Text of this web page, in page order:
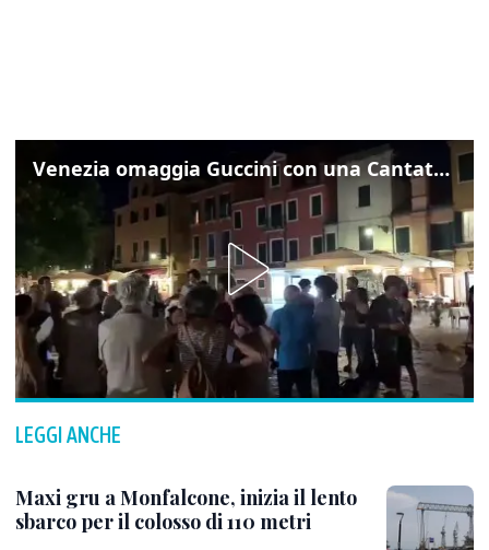
Venezia omaggia Guccini con una Cantata Anarchica in campo Santa Margherita
LEGGI ANCHE
Maxi gru a Monfalcone, inizia il lento
sbarco per il colosso di 110 metri